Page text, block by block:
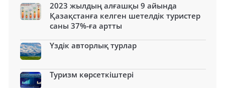
2023 жылдың алғашқы 9 айында
Қазақстанға келген шетелдік туристер
саны 37%-ға артты
Үздік авторлық турлар
Туризм көрсеткіштері